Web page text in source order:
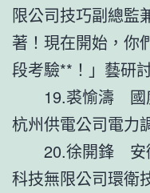
限公司技巧副總監
著！現在開始，你
段考驗**！」藝研
19.裘愉濤 國
杭州供電公司電力
20.徐開鋒 安
科技無限公司環衛